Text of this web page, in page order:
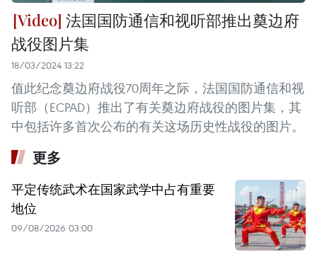
法国国防通信和视听部推出奠边府
战役图片集
18/03/2024 13:22
值此纪念奠边府战役70周年之际，法国国防通信和视
听部（ECPAD）推出了有关奠边府战役的图片集，其
中包括许多首次公布的有关这场历史性战役的图片。
更多
平定传统武术在国家武学中占有重要
地位
09/08/2026 03:00